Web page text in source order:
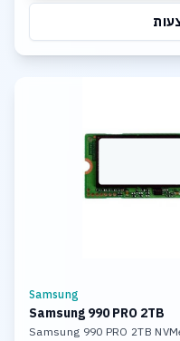
Samsung
Samsung 990 PRO 2TB
Samsung 990 PRO 2TB